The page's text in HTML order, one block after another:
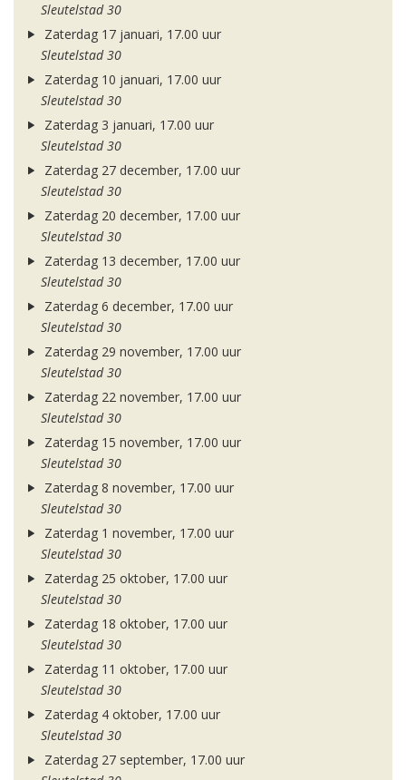
Sleutelstad 30
Zaterdag 17 januari, 17.00 uur
Sleutelstad 30
Zaterdag 10 januari, 17.00 uur
Sleutelstad 30
Zaterdag 3 januari, 17.00 uur
Sleutelstad 30
Zaterdag 27 december, 17.00 uur
Sleutelstad 30
Zaterdag 20 december, 17.00 uur
Sleutelstad 30
Zaterdag 13 december, 17.00 uur
Sleutelstad 30
Zaterdag 6 december, 17.00 uur
Sleutelstad 30
Zaterdag 29 november, 17.00 uur
Sleutelstad 30
Zaterdag 22 november, 17.00 uur
Sleutelstad 30
Zaterdag 15 november, 17.00 uur
Sleutelstad 30
Zaterdag 8 november, 17.00 uur
Sleutelstad 30
Zaterdag 1 november, 17.00 uur
Sleutelstad 30
Zaterdag 25 oktober, 17.00 uur
Sleutelstad 30
Zaterdag 18 oktober, 17.00 uur
Sleutelstad 30
Zaterdag 11 oktober, 17.00 uur
Sleutelstad 30
Zaterdag 4 oktober, 17.00 uur
Sleutelstad 30
Zaterdag 27 september, 17.00 uur